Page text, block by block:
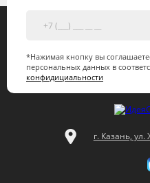
*Нажимая кнопку вы
персональных данных в
конфидициальности
г. Казань,